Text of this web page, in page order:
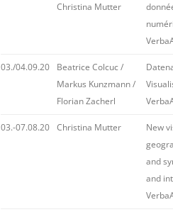
Christina Mutter
03./04.09.20
Beatrice Colcuc /
Markus Kunzmann /
Florian Zacherl
03.-07.08.20 Christina Mutter
New
and
and